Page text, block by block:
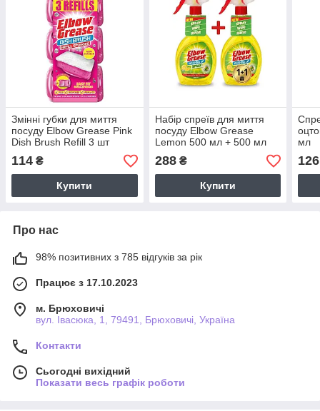
Змінні губки для миття
посуду Elbow Grease Pink
Dish Brush Refill 3 шт
114 ₴
Купити
Набір спреїв для миття
посуду Elbow Grease
Lemon 500 мл + 500 мл
288₴
Купити
мл
126
Про нас
98% позитивних з 785 відгуків за рік
Працює з 17.10.2023
м. Брюховичі
вул. Івасюка, 1, 79491, Брюховичі, Україна
Контакти
Сьогодні вихідний
Показати весь графік роботи